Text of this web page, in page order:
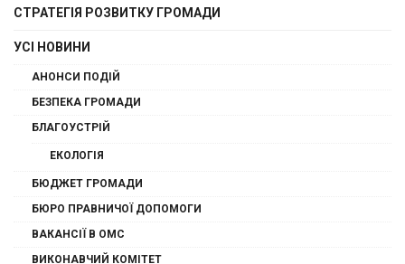
СТРАТЕГІЯ РОЗВИТКУ ГРОМАДИ
УСІ НОВИНИ
АНОНСИ ПОДІЙ
БЕЗПЕКА ГРОМАДИ
БЛАГОУСТРІЙ
ЕКОЛОГІЯ
БЮДЖЕТ ГРОМАДИ
БЮРО ПРАВНИЧОЇ ДОПОМОГИ
ВАКАНСІЇ В ОМС
ВИКОНАВЧИЙ КОМІТЕТ